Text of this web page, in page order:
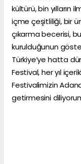
kültürü, bin yılların
içme çeşitliliği, bir
çıkarma becerisi,
kurulduğunun
Türkiye’ye hatta
Festival, her yıl
Festivalimizin
getirmesini